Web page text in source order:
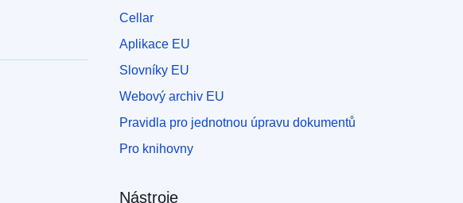
Cellar
Aplikace EU
Slovníky EU
Webový archiv EU
Pravidla pro jednotnou úpravu dokumentů
Pro knihovny
Nástroje